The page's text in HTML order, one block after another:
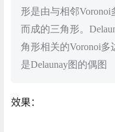
形是由与相邻
而成的三角形。
角形相关的Voronoi多
是Delaunay图的偶图
效果：